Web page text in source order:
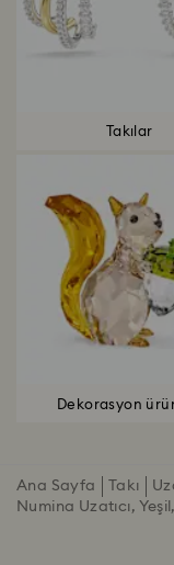
Takılar
Dekorasyon
Ana Sayfa Takı
Numina Uzatıcı,